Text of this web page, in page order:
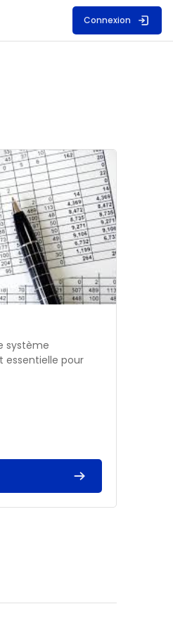
Connexion
système
essentielle pour